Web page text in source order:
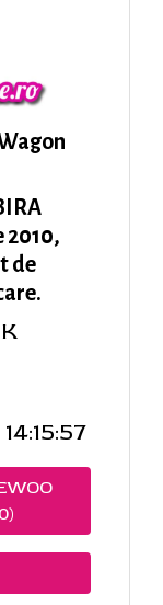
2010,
de